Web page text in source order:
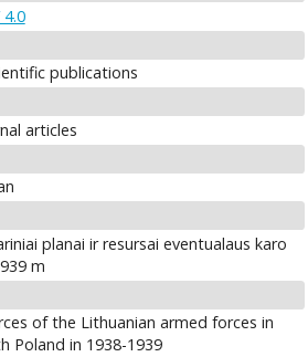
4.0
publications
articles
planai ir resursai eventualaus karo
m
of the Lithuanian armed forces in
Poland in 1938-1939